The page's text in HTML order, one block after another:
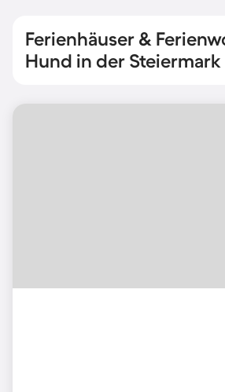
Ferienhäuser &
Hund in der Steiermark